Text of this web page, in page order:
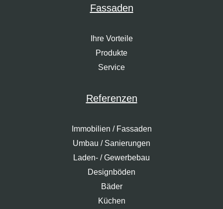
Fassaden
Ihre Vorteile
Produkte
Service
Referenzen
Immobilien / Fassaden
Umbau / Sanierungen
Laden- / Gewerbebau
Designböden
Bäder
Küchen